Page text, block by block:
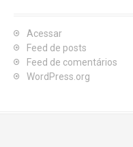
Acessar
Feed de posts
Feed de comentários
WordPress.org